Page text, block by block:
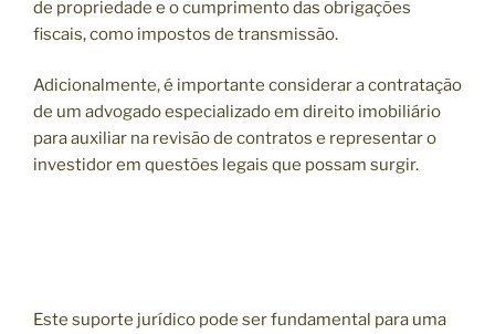
de propriedade e o cumprimento das obrigações
fiscais, como impostos de transmissão.
Adicionalmente, é importante considerar a contratação
de um advogado especializado em direito imobiliário
para auxiliar na revisão de contratos e representar o
investidor em questões legais que possam surgir.
Este suporte jurídico pode ser fundamental para uma